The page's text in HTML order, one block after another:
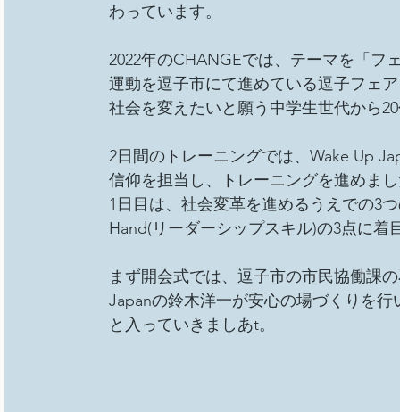
わっています。
2022年のCHANGEでは、テーマを「フ
運動を逗子市にて進めている逗子フェ
社会を変えたいと願う中学生世代から
2日間のトレーニングでは、Wake Up
信仰を担当し、トレーニングを進めま
1日目は、社会変革を進めるうえでの3
Hand(リーダーシップスキル)の3点に
まず開会式では、逗子市の市民協働課
Japanの鈴木洋一が安心の場づくりを
と入っていきましあt。